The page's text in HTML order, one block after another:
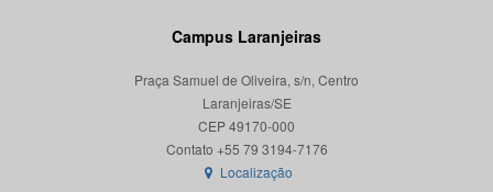
Campus Laranjeiras
Praça Samuel de Oliveira, s/n, Centro
Laranjeiras/SE
CEP 49170-000
Localização